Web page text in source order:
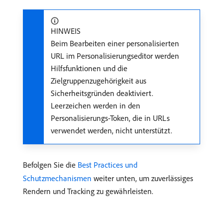
HINWEIS
Beim Bearbeiten einer personalisierten
URL im Personalisierungseditor werden
Hilfsfunktionen und die
Zielgruppenzugehörigkeit aus
Sicherheitsgründen deaktiviert.
Leerzeichen werden in den
Personalisierungs-Token, die in URLs
verwendet werden, nicht unterstützt.
Befolgen Sie die Best Practices und
Schutzmechanismen weiter unten, um zuverlässiges
Rendern und Tracking zu gewährleisten.